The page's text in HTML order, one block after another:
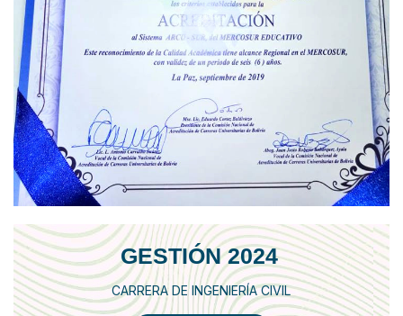
GESTIÓN 2024
CARRERA DE INGENIERÍA CIVIL